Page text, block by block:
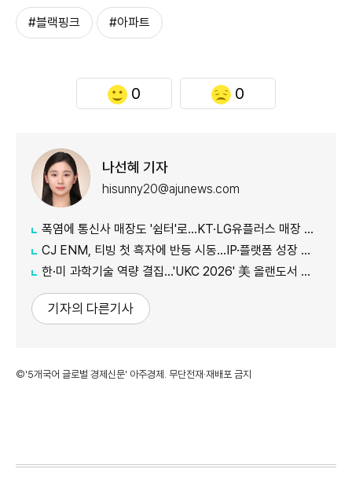
#블랙핑크 #아파트
0 0
나선혜 기자
hisunny20@ajunews.com
폭염에 통신사 매장도 '쉼터'로…KT·LG유플러스 매장 개방
CJ ENM, 티빙 첫 흑자에 반등 시동…IP·플랫폼 성장 가속
한·미 과학기술 역량 결집…'UKC 2026' 美 올랜도서 개막
기자의 다른기사
©'5개국어 글로벌 경제신문' 아주경제. 무단전재·재배포 금지